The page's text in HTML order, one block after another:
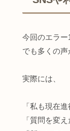
今回のエラー
でも多くの声
実際には、
「私も現在
「質問を変